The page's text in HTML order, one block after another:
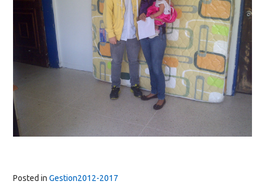
Posted in Gestion2012-2017